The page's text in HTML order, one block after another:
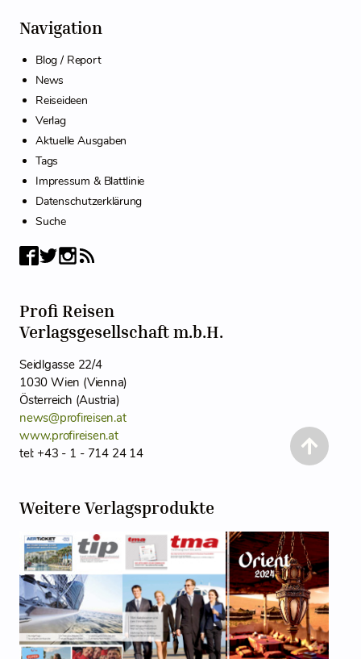
Navigation
Blog / Report
News
Reiseideen
Verlag
Aktuelle Ausgaben
Tags
Impressum & Blattlinie
Datenschutzerklärung
Suche
Profi Reisen
Verlagsgesellschaft m.b.H.
Seidlgasse 22/4
1030 Wien (Vienna)
Österreich (Austria)
news@profireisen.at
www.profireisen.at
tel: +43 - 1 - 714 24 14
Weitere Verlagsprodukte